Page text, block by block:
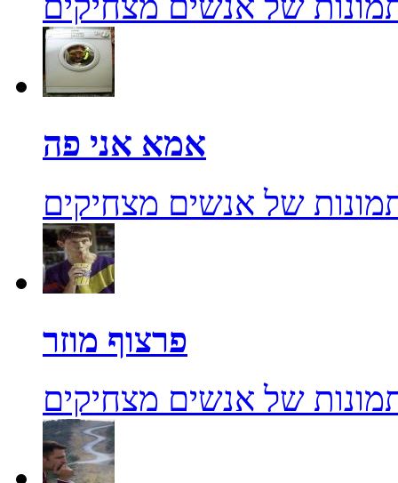
אמא אני פה
של אנשים מצחיקים
פרצוף מוזר
של אנשים מצחיקים